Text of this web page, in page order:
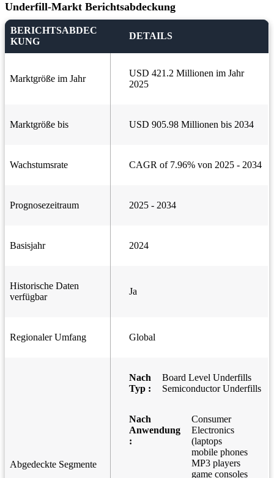
Underfill-Markt Berichtsabdeckung
BERICHTSABDEC
KUNG
DETAILS
Marktgröße im Jahr
USD 421.2 Millionen im Jahr
2025
Marktgröße bis USD 905.98 Millionen bis 2034
Wachstumsrate CAGR of 7.96% von 2025 - 2034
Prognosezeitraum 2025 - 2034
Basisjahr 2024
Historische Daten
verfügbar
Ja
Regionaler Umfang Global
Abgedeckte Segmente
Nach
Typ :
Board Level Underfills
Semiconductor Underfills
Nach
Anwendung
:
Consumer
Electronics
(laptops
mobile phones
MP3 players
game consoles